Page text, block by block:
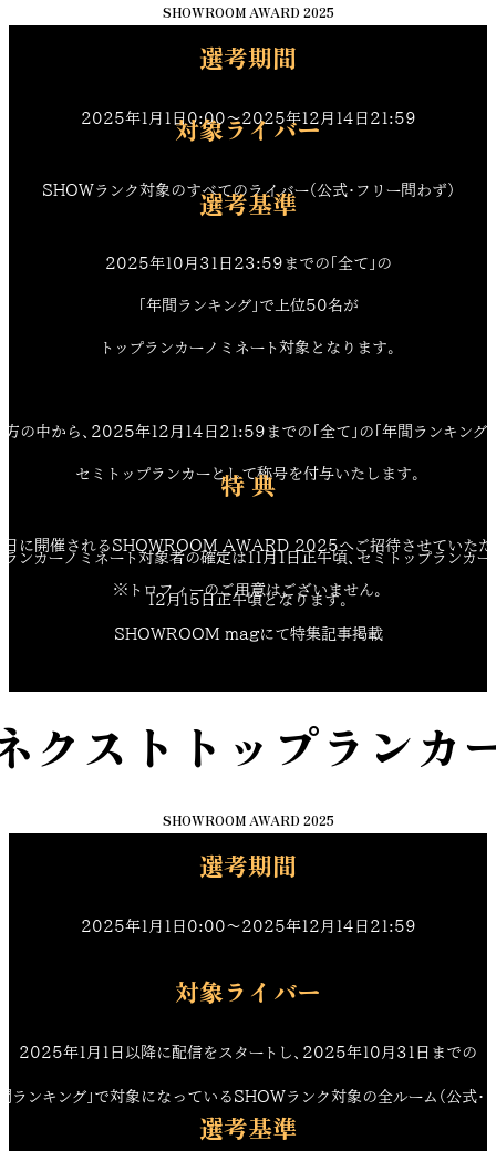
SHOWROOM AWARD 2025
選考期間
2025年1月1日0:00〜2025年12月14日21:59
対象ライバー
SHOWランク対象のすべてのライバー（公式・フリー問わず）
選考基準
2025年10月31日23:59までの「全て」の
「年間ランキング」で上位50名が
トップランカーノミネート対象となります。
の中から、2025年12月14日21:59までの「全て」の「年間ランキング
セミトップランカーとして称号を付与いたします。
ンカーノミネート対象者の確定は11月1日正午頃、セミトップランカー
12月15日正午頃となります。
特 典
に開催されるSHOWROOM AWARD 2025へご招待させていただ
※トロフィーのご用意はございません。
SHOWROOM magにて特集記事掲載
クストトップランカ
SHOWROOM AWARD 2025
選考期間
2025年1月1日0:00〜2025年12月14日21:59
対象ライバー
2025年1月1日以降に配信をスタートし、2025年10月31日までの
間ランキング」で対象になっているSHOWランク対象の全ルーム（公式・
選考基準